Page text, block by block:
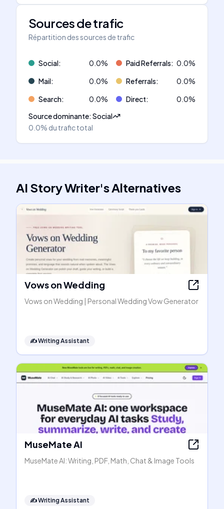
Sources de trafic
Répartition des sources de trafic
Social: 0.0% Paid Referrals: 0.0%
Mail: 0.0% Referrals: 0.0%
Search: 0.0% Direct: 0.0%
Source dominante:Social
0.0% du trafic total
AI Story Writer'sAlternatives
Vows on Wedding
Vows on Wedding | Personal Wedding Vow Generator
✍️Writing Assistant
MuseMate AI
MuseMate AI: Writing, PDF, Math, Chat & Image Tools
✍️Writing Assistant